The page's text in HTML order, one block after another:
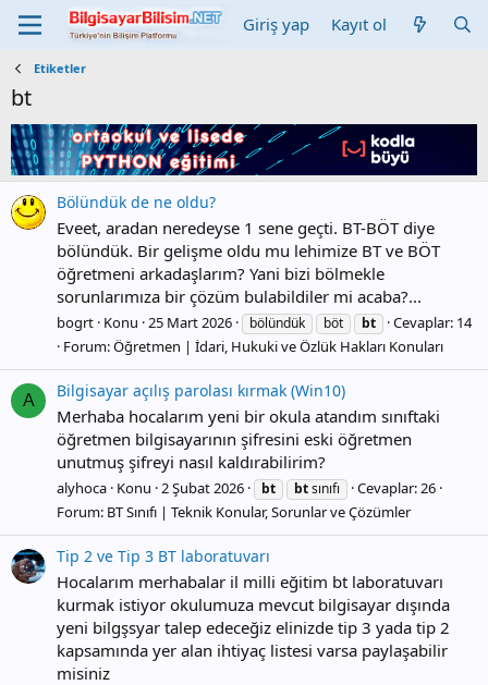
Giriş yap Kayıt ol
Etiketler
bt
Bölündük de ne oldu?
Eveet, aradan neredeyse 1 sene geçti. BT-BÖT diye
bölündük. Bir gelişme oldu mu lehimize BT ve BÖT
öğretmeni arkadaşlarım? Yani bizi bölmekle
sorunlarımıza bir çözüm bulabildiler mi acaba?...
bogrt Konu 25 Mart 2026 bölündük böt bt
Cevaplar: 14
Forum:Öğretmen | İdari, Hukuki ve Özlük Hakları Konuları
A Bilgisayar açılış parolası kırmak (Win10)
Merhaba hocalarım yeni bir okula atandım sınıftaki
öğretmen bilgisayarının şifresini eski öğretmen
unutmuş şifreyi nasıl kaldırabilirim?
alyhoca Konu 2 Şubat 2026 bt btsınıfı
Cevaplar: 26
Forum: BT Sınıfı | Teknik Konular, Sorunlar ve Çözümler
Tip 2 ve Tip 3 BT laboratuvarı
Hocalarım merhabalar il milli eğitim bt laboratuvarı
kurmak istiyor okulumuza mevcut bilgisayar dışında
yeni bilgşsyar talep edeceğiz elinizde tip 3 yada tip 2
kapsamında yer alan ihtiyaç listesi varsa paylaşabilir
misiniz